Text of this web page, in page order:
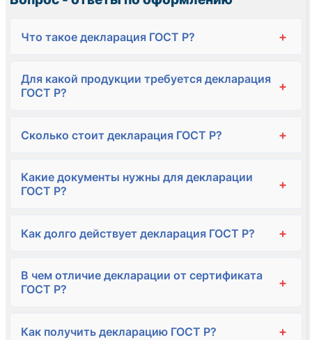
Что такое декларация ГОСТ Р? +
Для какой продукции требуется декларация
ГОСТ Р?
+
Сколько стоит декларация ГОСТ Р? +
Какие документы нужны для декларации
ГОСТ Р?
+
Как долго действует декларация ГОСТ Р? +
В чем отличие декларации от сертификата
ГОСТ Р?
+
Как получить декларацию ГОСТ Р? +